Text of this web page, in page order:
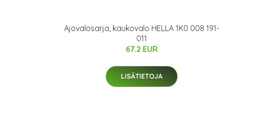
Ajovalosarja, kaukovalo HELLA 1K0 008 191-
011
67.2 EUR
LISÄTIETOJA